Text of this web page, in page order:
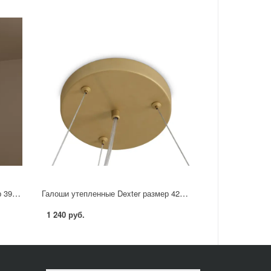
Галоши утепленные Dexter размер 39 цвет красный Галоши утепленные Dexter размер 42 цвет светло-серый
1 240 руб.